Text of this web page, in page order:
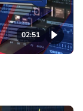
02:51